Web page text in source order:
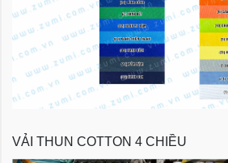
VẢI THUN COTTON 4 CHIỀU